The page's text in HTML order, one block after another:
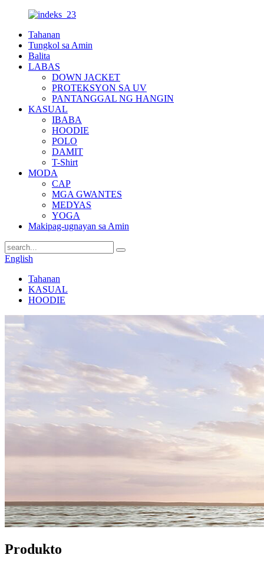
Tahanan
Tungkol sa Amin
Balita
LABAS
DOWN JACKET
PROTEKSYON SA UV
PANTANGGAL NG HANGIN
KASUAL
IBABA
HOODIE
POLO
DAMIT
T-Shirt
MODA
CAP
MGA GWANTES
MEDYAS
YOGA
Makipag-ugnayan sa Amin
English
Tahanan
KASUAL
HOODIE
Produkto